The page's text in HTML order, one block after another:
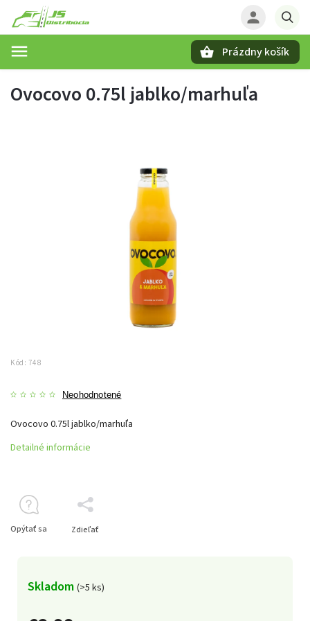
Prázdny košík
Ovocovo 0.75l jablko/marhuľa
Kód: 748
Neohodnotené
Skladom (>5 ks)
Ovocovo 0.75l jablko/marhuľa
Detailné informácie
Opýtať sa Zdieľať